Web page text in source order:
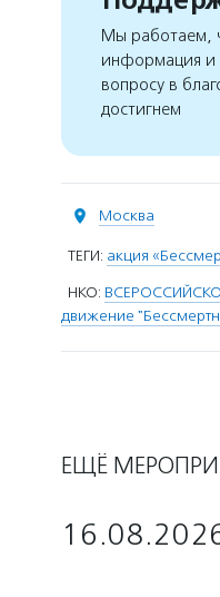
Мы работаем,
информация и
вопросу в
достигнем
Москва
ТЕГИ: акция
НКО:
движение
ЕЩЁ